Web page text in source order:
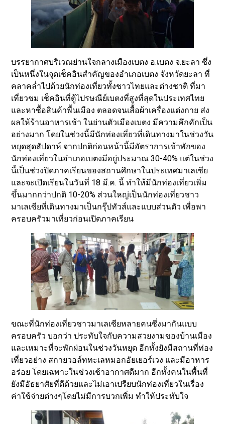
บรรยากาศบริเวณย่านใจกลางเมืองเบตง อ.เบตง จ.ยะลา ซึ่ง
เป็นหนึ่งในจุดเช็คอินสำคัญของอำเภอเบตง จังหวัดยะลา ที่
คลาคล่ำไปด้วยนักท่องเที่ยวทั้งชาวไทยและต่างชาติ ที่มา
เที่ยวชม เช็คอินที่ตู้ไปรษณีย์เบตงที่สูงที่สุดในประเทศไทย
และหาซื้อสินค้าพื้นเมือง ตลอดจนเสื้อผ้าเครื่องแต่งกาย ส่ง
ผลให้ร้านอาหารเช้า ในย่านตัวเมืองเบตง มีความคึกคักเป็น
อย่างมาก โดยในช่วงนี้มีนักท่องเที่ยวที่เดินทางมาในช่วงวัน
หยุดสุดสัปดาห์ จากปกติก่อนหน้านี้มีอัตราการเข้าพักของ
นักท่องเที่ยวในอำเภอเบตงมีอยู่ประมาณ 30-40% แต่ในช่วง
นี้เป็นช่วงปิดภาคเรียนของสถานศึกษาในประเทศมาเลเซีย
และจะเปิดเรียนในวันที่ 18 มี.ค. นี้ ทำให้มีนักท่องเที่ยวเพิ่ม
ขึ้นมากกว่าปกติ 10-20% ส่วนใหญ่เป็นนักท่องเที่ยวชาว
มาเลเซียที่เดินทางมาเป็นกรุ๊ปทัวส์และแบบส่วนตัว เพื่อพา
ครอบครัวมาเที่ยวก่อนเปิดภาคเรียน
ขณะที่นักท่องเที่ยวชาวมาเลเซียหลายคนซึ่งมากันแบบ
ครอบครัว บอกว่า ประทับใจกับความสวยงามของบ้านเมือง
และเหมาะที่จะพักผ่อนในช่วงวันหยุด อีกทั้งยังมีสถานที่ท่อง
เที่ยวอย่าง สกายวอล์ททะเลหมอกอัยเยอร์เวง และมีอาหาร
อร่อย โดยเฉพาะในช่วงเช้าอากาศดีมาก อีกทั้งคนในพื้นที่
ยังมีอัธยาศัยที่ดีด้วยและไม่เอาเปรียบนักท่องเที่ยวในเรื่อง
ค่าใช้จ่ายต่างๆโดยไม่มีการบวกเพิ่ม ทำให้ประทับใจ